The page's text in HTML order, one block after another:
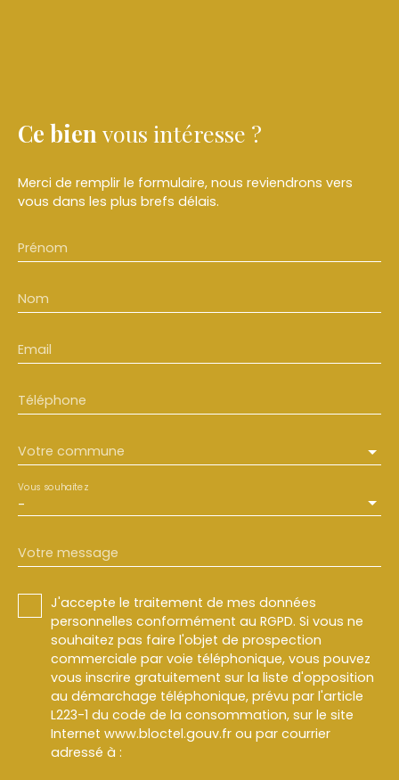
Ce bien vous intéresse ?
Merci de remplir le formulaire, nous reviendrons vers
vous dans les plus brefs délais.
Prénom
Nom
Email
Téléphone
Votre commune
-
Vous souhaitez
Votre message
J'accepte le traitement de mes données
personnelles conformément au RGPD. Si vous ne
souhaitez pas faire l'objet de prospection
commerciale par voie téléphonique, vous pouvez
vous inscrire gratuitement sur la liste d'opposition
au démarchage téléphonique, prévu par l'article
L223-1 du code de la consommation, sur le site
Internet www.bloctel.gouv.fr ou par courrier
adressé à :